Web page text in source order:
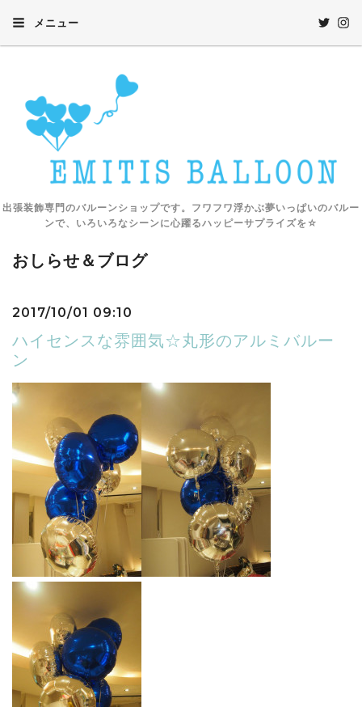
メニュー
出張装飾専門のバルーンショップです。フワフワ浮かぶ夢いっぱいのバルー
ンで、いろいろなシーンに心躍るハッピーサプライズを☆
おしらせ＆ブログ
2017/10/01 09:10
ハイセンスな雰囲気☆丸形のアルミバルー
ン